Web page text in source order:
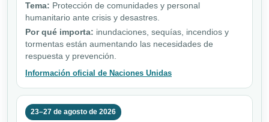
Tema: Protección de comunidades y personal
humanitario ante crisis y desastres.
Por qué importa: inundaciones, sequías, incendios y
tormentas están aumentando las necesidades de
respuesta y prevención.
Información oficial de Naciones Unidas
23–27 de agosto de 2026